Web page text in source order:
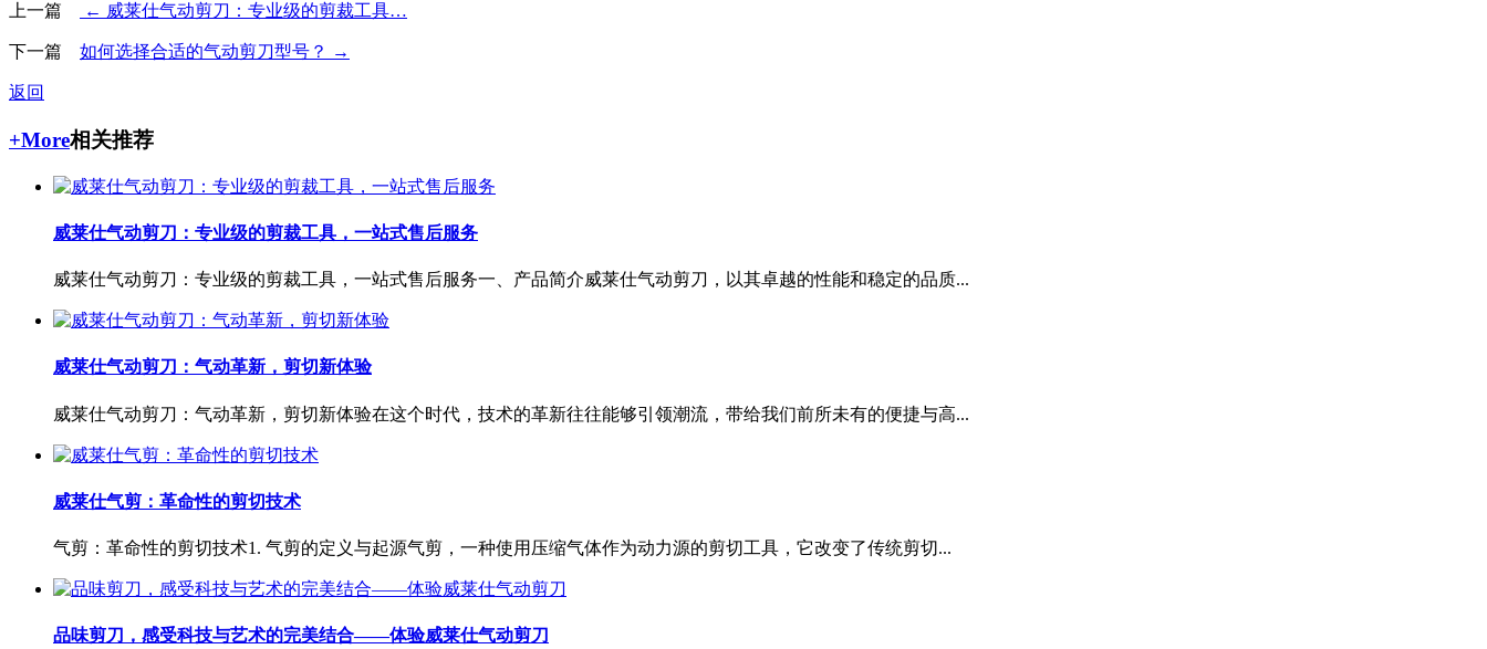
上一篇 ← 威莱仕气动剪刀：专业级的剪裁工具…
下一篇 如何选择合适的气动剪刀型号？ →
返回
+More相关推荐
威莱仕气动剪刀：专业级的剪裁工具，一站式售后服务
威莱仕气动剪刀：专业级的剪裁工具，一站式售后服务一、产品简介威莱仕气动剪刀，以其卓越的性能和稳定的品质...
威莱仕气动剪刀：气动革新，剪切新体验
威莱仕气动剪刀：气动革新，剪切新体验在这个时代，技术的革新往往能够引领潮流，带给我们前所未有的便捷与高...
威莱仕气剪：革命性的剪切技术
气剪：革命性的剪切技术1. 气剪的定义与起源气剪，一种使用压缩气体作为动力源的剪切工具，它改变了传统剪切...
品味剪刀，感受科技与艺术的完美结合——体验威莱仕气动剪刀